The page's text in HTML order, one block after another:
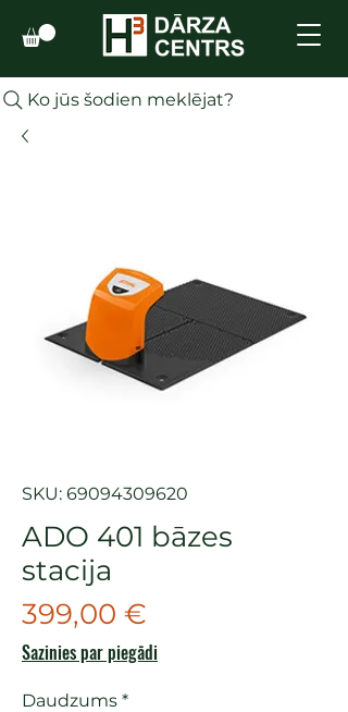
Ko jūs šodien meklējat?
SKU: 69094309620
ADO 401 bāzes
stacija
399,00 €
Sazinies par piegādi
Daudzums *